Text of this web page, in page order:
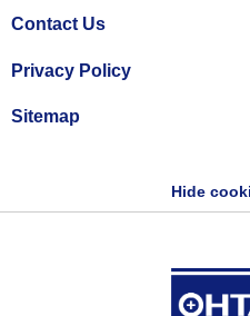
Contact Us
Privacy Policy
Sitemap
Hide